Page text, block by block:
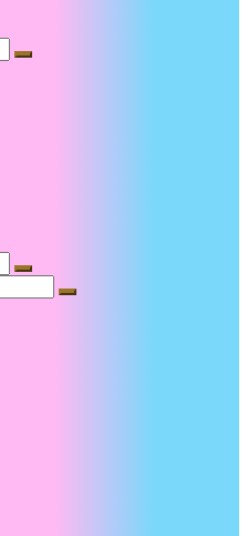
Suche
Suche
Suche